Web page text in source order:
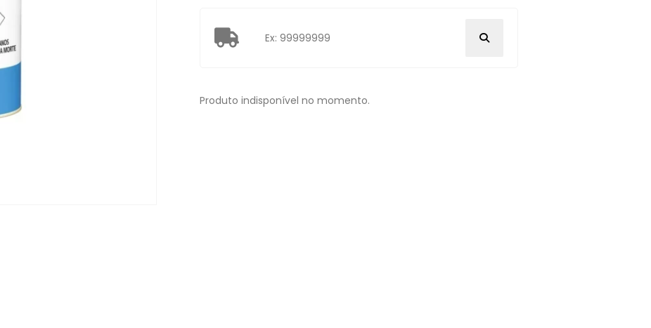
Produto indisponível no momento.